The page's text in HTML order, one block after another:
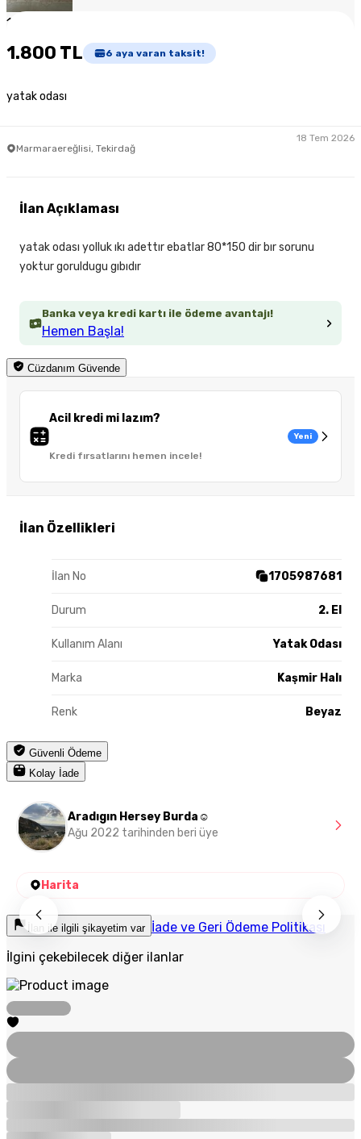
1
1.800 TL 6 aya varan taksit!
yatak odası
Marmaraereğlisi, Tekirdağ
18 Tem 2026
Banka veya kredi kartı ile ödeme avantajı!
Hemen Başla!
Cüzdanım Güvende
Acil kredi mi lazım?
Kredi fırsatlarını hemen incele!
Yeni
İlan Özellikleri
İlan No 1705987681
Durum 2. El
Kullanım Alanı Yatak Odası
Marka Kaşmir Halı
Renk Beyaz
Güvenli Ödeme
Kolay İade
İlan Açıklaması
yatak odası yolluk ıkı adettır ebatlar 80*150 dir bır sorunu
yoktur goruldugu gıbıdır
Aradıgın Hersey Burda☺️
Ağu 2022 tarihinden beri üye
Harita
İlan ile ilgili şikayetim var İade ve Geri Ödeme Politikası
İlgini çekebilecek diğer ilanlar